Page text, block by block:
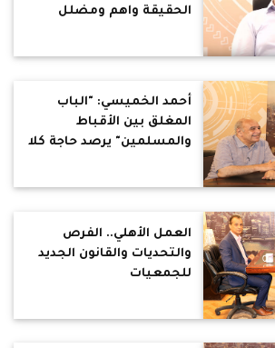
الحقيقة واهم ومضلل
أحمد الخميسي: "الباب
المغلق بين الأقباط
والمسلمين" يرصد حاجة كلا
العمل الأهلي.. الفرص
والتحديات والقانون الجديد
للجمعيات